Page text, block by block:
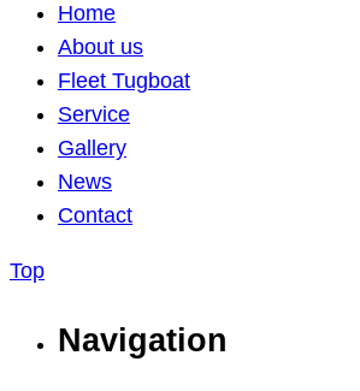
Home
About us
Fleet Tugboat
Service
Gallery
News
Contact
Top
Navigation